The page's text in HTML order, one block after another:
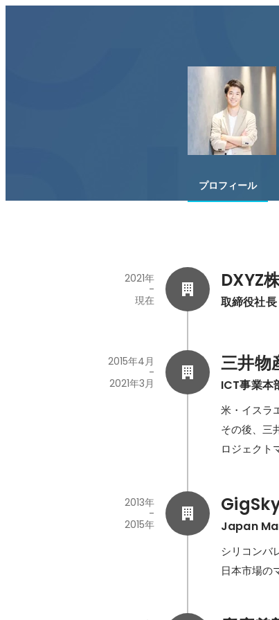
プロフィール
DXYZ
取締役社長
2021年
-
現在
三井物
ICT事業本
2015年4月
-
2021年3月
米・イスラ
その後、三
Japan
2013年
-
2015年
シリコンバ
日本市場の